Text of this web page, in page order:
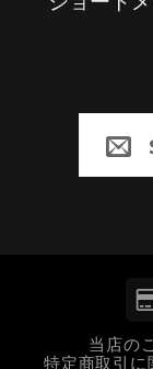
当店の
特定商取引に